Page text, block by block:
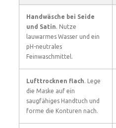
Handwäsche bei Seide
und Satin. Nutze
lauwarmes Wasser und ein
pH-neutrales
Feinwaschmittel.
Lufttrocknen flach. Lege
die Maske auf ein
saugfähiges Handtuch und
forme die Konturen nach.